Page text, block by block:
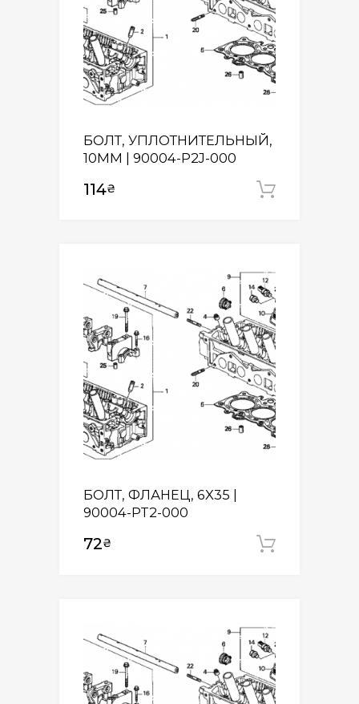
БОЛТ, УПЛОТНИТЕЛЬНЫЙ,
10MM | 90004-P2J-000
114₴
БОЛТ, ФЛАНЕЦ, 6X35 |
90004-PT2-000
72₴